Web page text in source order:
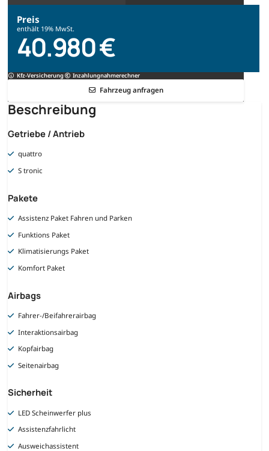
Preis
enthält 19% MwSt.
40.980 €
Kfz-Versicherung Inzahlungnahmerechner
Fahrzeug anfragen
Beschreibung
Getriebe / Antrieb
quattro
S tronic
Pakete
Assistenz Paket Fahren und Parken
Funktions Paket
Klimatisierungs Paket
Komfort Paket
Airbags
Fahrer-/Beifahrerairbag
Interaktionsairbag
Kopfairbag
Seitenairbag
Sicherheit
LED Scheinwerfer plus
Assistenzfahrlicht
Ausweichassistent